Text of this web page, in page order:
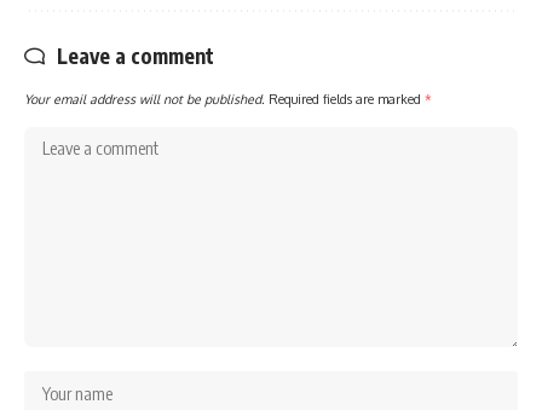
Leave a comment
Your email address will not be published. Required fields are marked *